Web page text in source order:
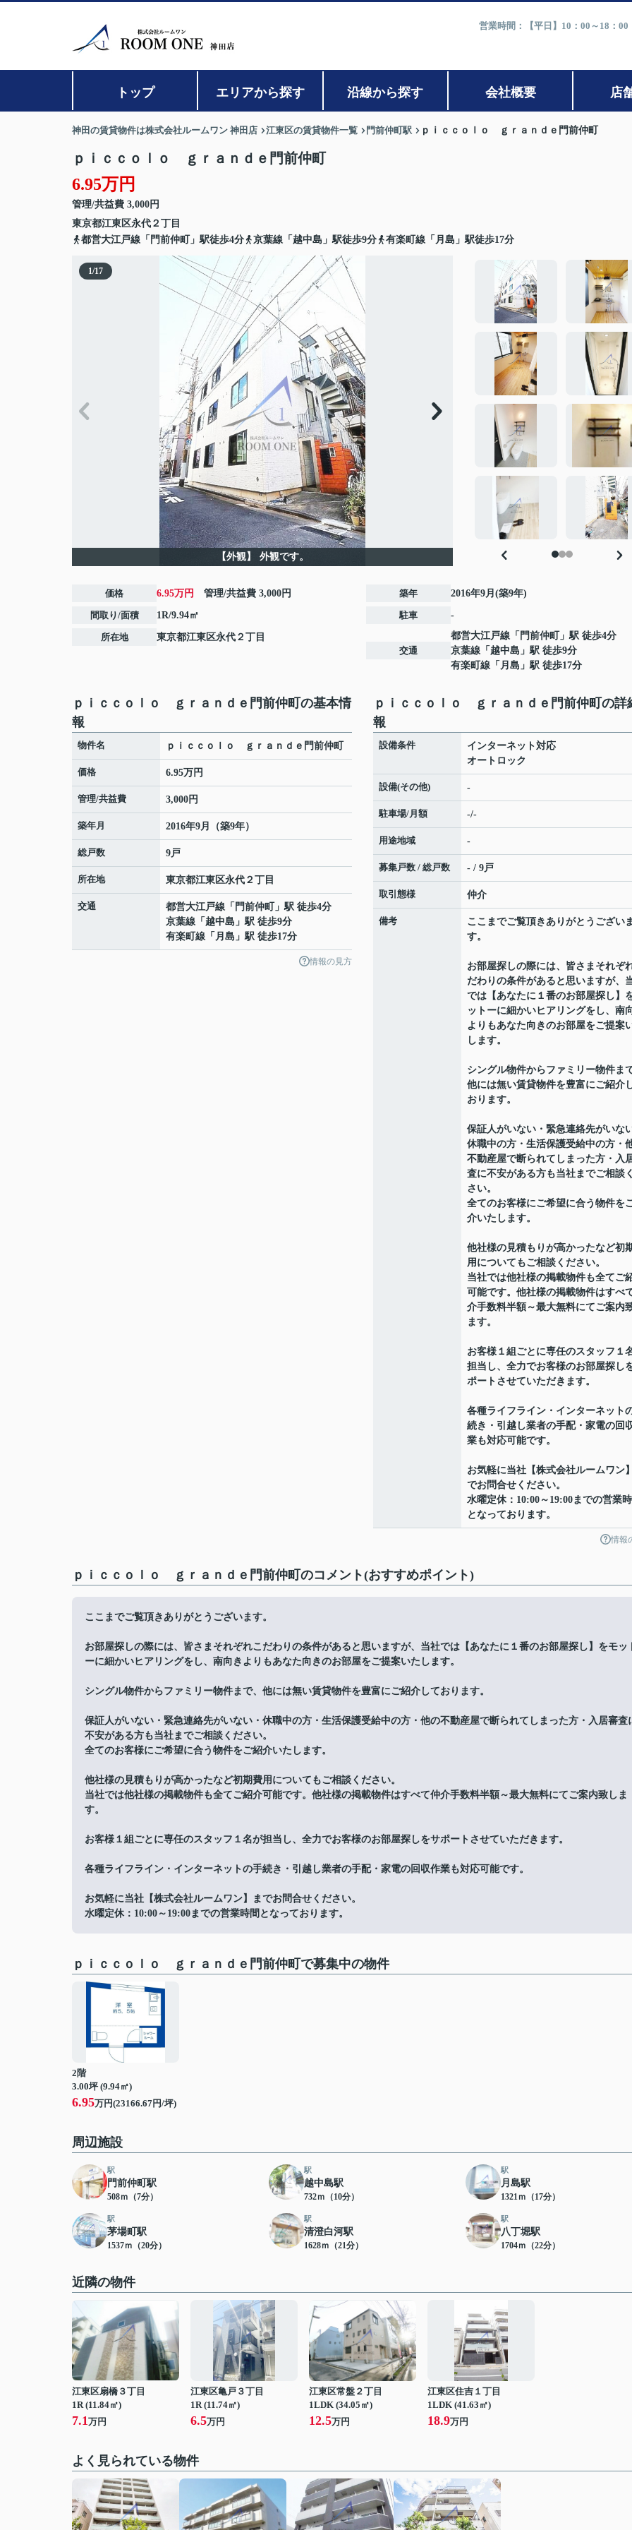
営業時間：【平日】10：00～18：
トップ エリアから探す 沿線から探す 会社概要 店
神田の賃貸物件は株式会社ルームワン 神田店 江東区の賃貸物件一覧 門前仲町駅 ｐｉｃｃｏｌｏ ｇｒａｎｄｅ門前仲町
ｐｉｃｃｏｌｏ ｇｒａｎｄｅ門前仲町
6.95万円
管理/共益費 3,000円
東京都江東区永代 ２丁目
都営大江戸線「門前仲町」駅徒歩4分
京葉線「越中島」駅徒歩9分 有楽町線「月島」駅徒歩17分
1/17
【外観】 外観です。
価格 6.95万円 管理/共益費 3,000円
間取り/面積 1R/9.94㎡
所在地 東京都江東区永代 ２丁目
築年 2016年9月(築9年)
駐車 -
交通
都営大江戸線 「 門前仲町
」駅 徒歩4分
京葉線 「 越中島 」駅 徒歩9分
有楽町線 「 月島 」駅 徒歩17分
ｐｉｃｃｏｌｏ ｇｒａｎｄｅ門前仲町の基本情
報
物件名 ｐｉｃｃｏｌｏ ｇｒａｎｄｅ門前仲町
価格 6.95万円
管理/共益費 3,000円
築年月 2016年9月（築9年）
総戸数 9戸
所在地 東京都江東区永代 ２丁目
交通 都営大江戸線 「 門前仲町
」駅 徒歩4分
京葉線 「 越中島 」駅 徒歩9分
有楽町線 「 月島 」駅 徒歩17分
情報の見方
ｐｉｃｃｏｌｏ ｇｒａｎｄｅ門前仲町の詳
報
設備条件
インターネット対応
オートロック
設備(その他) -
駐車場/月額 -/-
用途地域 -
募集戸数 / 総戸数 - / 9戸
取引態様 仲介
備考
ここまでご覧頂きありがとうござい
す。
お部屋探しの際には、皆さまそれぞ
だわりの条件があると思いますが、
では【あなたに１番のお部屋探し】
ットーに細かいヒアリングをし、南
よりもあなた向きのお部屋をご提案
します。
シングル物件からファミリー物件ま
他には無い賃貸物件を豊富にご紹介
おります。
保証人がいない・緊急連絡先がいな
休職中の方・生活保護受給中の方・
不動産屋で断られてしまった方・入
査に不安がある方も当社までご相談
さい。
全てのお客様にご希望に合う物件を
介いたします。
他社様の見積もりが高かったなど初
用についてもご相談ください。
当社では他社様の掲載物件も全てご
可能です。他社様の掲載物件はすべ
介手数料半額～最大無料にてご案内
ます。
お客様１組ごとに専任のスタッフ１
担当し、全力でお客様のお部屋探し
ポートさせていただきます。
各種ライフライン・インターネット
続き・引越し業者の手配・家電の回
業も対応可能です。
お気軽に当社【株式会社ルームワン
でお問合せください。
水曜定休：10:00～19:00までの営業
となっております。
情報
ｐｉｃｃｏｌｏ ｇｒａｎｄｅ門前仲町のコメント(おすすめポイント)
ここまでご覧頂きありがとうございます。
お部屋探しの際には、皆さまそれぞれこだわりの条件があると思いますが、当社では【あなたに１番のお部屋探し】をモッ
ーに細かいヒアリングをし、南向きよりもあなた向きのお部屋をご提案いたします。
シングル物件からファミリー物件まで、他には無い賃貸物件を豊富にご紹介しております。
保証人がいない・緊急連絡先がいない・休職中の方・生活保護受給中の方・他の不動産屋で断られてしまった方・入居審査
不安がある方も当社までご相談ください。
全てのお客様にご希望に合う物件をご紹介いたします。
他社様の見積もりが高かったなど初期費用についてもご相談ください。
当社では他社様の掲載物件も全てご紹介可能です。他社様の掲載物件はすべて仲介手数料半額～最大無料にてご案内致しま
す。
お客様１組ごとに専任のスタッフ１名が担当し、全力でお客様のお部屋探しをサポートさせていただきます。
各種ライフライン・インターネットの手続き・引越し業者の手配・家電の回収作業も対応可能です。
お気軽に当社【株式会社ルームワン】までお問合せください。
水曜定休：10:00～19:00までの営業時間となっております。
ｐｉｃｃｏｌｏ ｇｒａｎｄｅ門前仲町で募集中の物件
2階
3.00坪 (9.94㎡)
6.95万円(23166.67円/坪)
周辺施設
駅
門前仲町駅
508ｍ（7分）
駅
越中島駅
732ｍ（10分）
駅
月島駅
1321ｍ（17分）
駅
茅場町駅
1537ｍ（20分）
駅
清澄白河駅
1628ｍ（21分）
駅
八丁堀駅
1704ｍ（22分）
近隣の物件
江東区扇橋３丁目
1R (11.84㎡)
7.1万円
江東区亀戸３丁目
1R (11.74㎡)
6.5万円
江東区常盤２丁目
1LDK (34.05㎡)
12.5万円
江東区住吉１丁目
1LDK (41.63㎡)
18.9万円
よく見られている物件